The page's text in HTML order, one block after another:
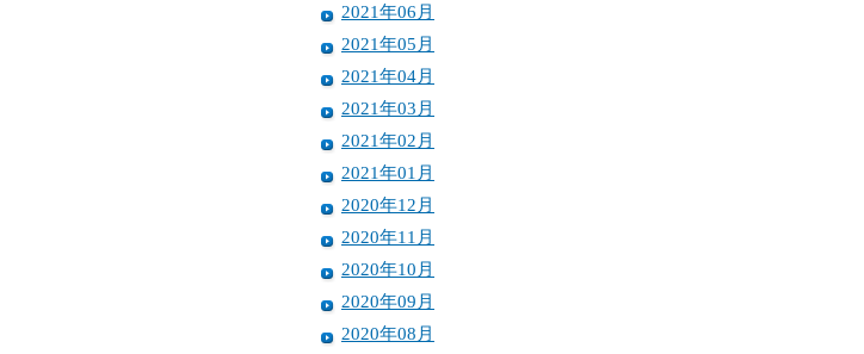
2021年06月
2021年05月
2021年04月
2021年03月
2021年02月
2021年01月
2020年12月
2020年11月
2020年10月
2020年09月
2020年08月